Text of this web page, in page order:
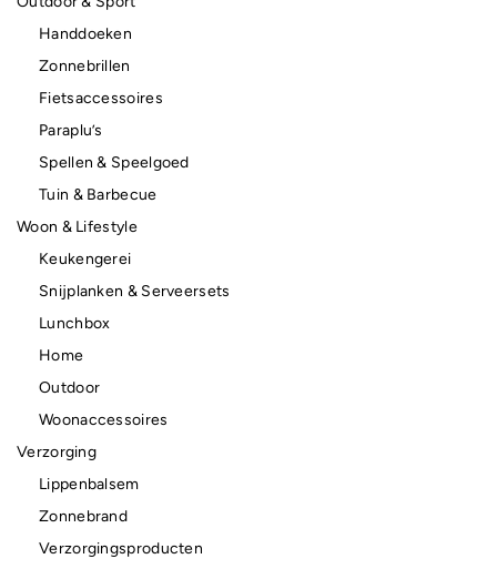
Handdoeken
Zonnebrillen
Fietsaccessoires
Paraplu’s
Spellen & Speelgoed
Tuin & Barbecue
Woon & Lifestyle
Keukengerei
Snijplanken & Serveersets
Lunchbox
Home
Outdoor
Woonaccessoires
Verzorging
Lippenbalsem
Zonnebrand
Verzorgingsproducten